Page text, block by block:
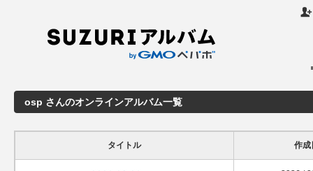

osp さんのオンラインアルバム一覧
タイトル 作成